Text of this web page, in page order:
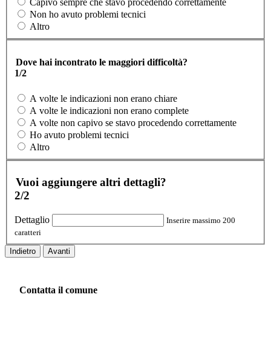
Capivo sempre che stavo procedendo correttamente
Non ho avuto problemi tecnici
Altro
Dove hai incontrato le maggiori difficoltà?
1/2
A volte le indicazioni non erano chiare
A volte le indicazioni non erano complete
A volte non capivo se stavo procedendo correttamente
Ho avuto problemi tecnici
Altro
Vuoi aggiungere altri dettagli?
2/2
Dettaglio
Inserire massimo 200
caratteri
Indietro Avanti
Contatta il comune